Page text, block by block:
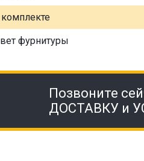
комплекте
фурнитуры
Позвоните
ДОСТАВКУ и